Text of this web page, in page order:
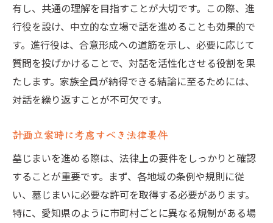
有し、共通の理解を目指すことが大切です。この際、進
行役を設け、中立的な立場で話を進めることも効果的で
す。進行役は、合意形成への道筋を示し、必要に応じて
質問を投げかけることで、対話を活性化させる役割を果
たします。家族全員が納得できる結論に至るためには、
対話を繰り返すことが不可欠です。
計画立案時に考慮すべき法律要件
墓じまいを進める際は、法律上の要件をしっかりと確認
することが重要です。まず、各地域の条例や規則に従
い、墓じまいに必要な許可を取得する必要があります。
特に、愛知県のように市町村ごとに異なる規制がある場